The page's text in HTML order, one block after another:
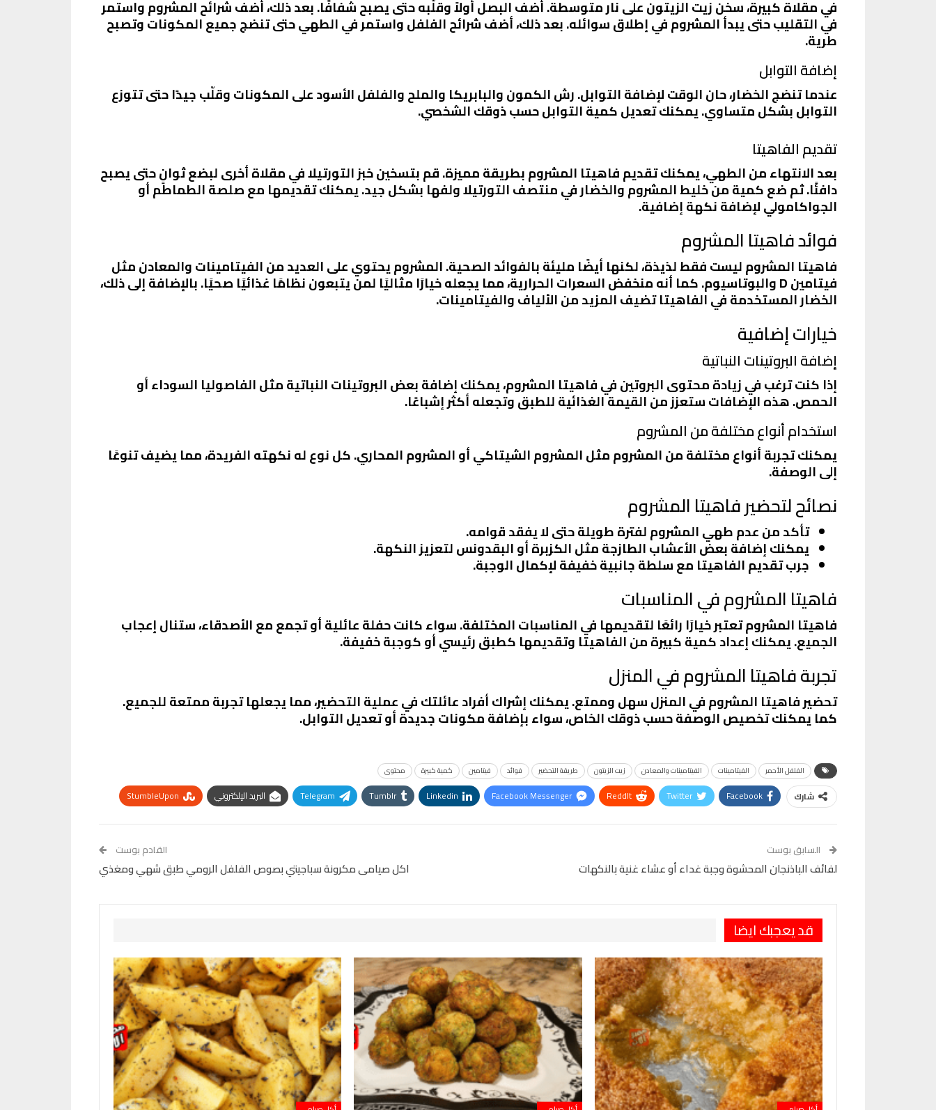
في مقلاة كبيرة، سخن زيت الزيتون على نار متوسطة. أضف البصل أولاً وقلّبه حتى يصبح شفافًا. بعد ذلك، أضف شرائح المشروم واستمر
في التقليب حتى يبدأ المشروم في إطلاق سوائله. بعد ذلك، أضف شرائح الفلفل واستمر في الطهي حتى تنضج جميع المكونات وتصبح
طرية.
إضافة التوابل
عندما تنضج الخضار، حان الوقت لإضافة التوابل. رش الكمون والبابريكا والملح والفلفل الأسود على المكونات وقلّب جيدًا حتى تتوزع
التوابل بشكل متساوي. يمكنك تعديل كمية التوابل حسب ذوقك الشخصي.
تقديم الفاهيتا
بعد الانتهاء من الطهي، يمكنك تقديم فاهيتا المشروم بطريقة مميزة. قم بتسخين خبز التورتيلا في مقلاة أخرى لبضع ثوانٍ حتى يصبح
دافئًا. ثم ضع كمية من خليط المشروم والخضار في منتصف التورتيلا ولفها بشكل جيد. يمكنك تقديمها مع صلصة الطماطم أو
الجواكامولي لإضافة نكهة إضافية.
فوائد فاهيتا المشروم
فاهيتا المشروم ليست فقط لذيذة، لكنها أيضًا مليئة بالفوائد الصحية. المشروم يحتوي على العديد من الفيتامينات والمعادن مثل
فيتامين D والبوتاسيوم. كما أنه منخفض السعرات الحرارية، مما يجعله خيارًا مثاليًا لمن يتبعون نظامًا غذائيًا صحيًا. بالإضافة إلى ذلك،
الخضار المستخدمة في الفاهيتا تضيف المزيد من الألياف والفيتامينات.
خيارات إضافية
إضافة البروتينات النباتية
إذا كنت ترغب في زيادة محتوى البروتين في فاهيتا المشروم، يمكنك إضافة بعض البروتينات النباتية مثل الفاصوليا السوداء أو
الحمص. هذه الإضافات ستعزز من القيمة الغذائية للطبق وتجعله أكثر إشباعًا.
استخدام أنواع مختلفة من المشروم
يمكنك تجربة أنواع مختلفة من المشروم مثل المشروم الشيتاكي أو المشروم المحاري. كل نوع له نكهته الفريدة، مما يضيف تنوعًا
إلى الوصفة.
نصائح لتحضير فاهيتا المشروم
تأكد من عدم طهي المشروم لفترة طويلة حتى لا يفقد قوامه.
يمكنك إضافة بعض الأعشاب الطازجة مثل الكزبرة أو البقدونس لتعزيز النكهة.
جرب تقديم الفاهيتا مع سلطة جانبية خفيفة لإكمال الوجبة.
فاهيتا المشروم في المناسبات
فاهيتا المشروم تعتبر خيارًا رائعًا لتقديمها في المناسبات المختلفة. سواء كانت حفلة عائلية أو تجمع مع الأصدقاء، ستنال إعجاب
الجميع. يمكنك إعداد كمية كبيرة من الفاهيتا وتقديمها كطبق رئيسي أو كوجبة خفيفة.
تجربة فاهيتا المشروم في المنزل
تحضير فاهيتا المشروم في المنزل سهل وممتع. يمكنك إشراك أفراد عائلتك في عملية التحضير، مما يجعلها تجربة ممتعة للجميع.
كما يمكنك تخصيص الوصفة حسب ذوقك الخاص، سواء بإضافة مكونات جديدة أو تعديل التوابل.
الفلفل الأحمر الفيتامينات الفيتامينات والمعادن زيت الزيتون طريقة التحضير فوائد فيتامين كمية كبيرة محتوى
شارك Facebook
Twitter
ReddIt
Facebook Messenger
Linkedin
Tumblr
Telegram البريد الإلكتروني
StumbleUpon
السابق بوست
لفائف الباذنجان المحشوة وجبة غداء أو عشاء غنية بالنكهات
القادم بوست
اكل صيامى مكرونة سباجيتي بصوص الفلفل الرومي طبق شهي ومغذي
قد يعجبك ايضا